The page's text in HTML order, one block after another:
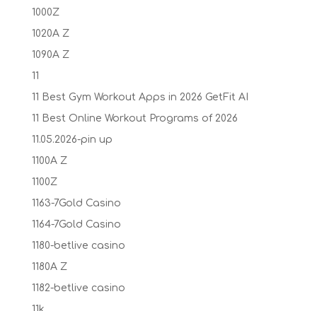
1000Z
1020A Z
1090A Z
11
11 Best Gym Workout Apps in 2026 GetFit AI
11 Best Online Workout Programs of 2026
11.05.2026-pin up
1100A Z
1100Z
1163-7Gold Casino
1164-7Gold Casino
1180-betlive casino
1180A Z
1182-betlive casino